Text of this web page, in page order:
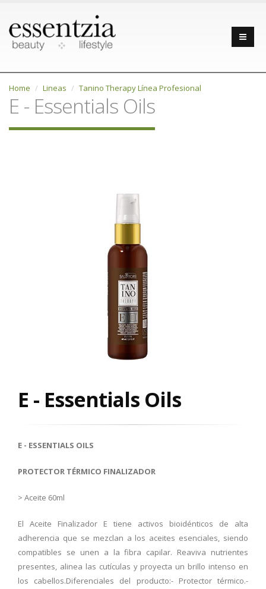
Home Lineas Tanino Therapy Línea Profesional
E - Essentials Oils
E - Essentials Oils
E - ESSENTIALS OILS
PROTECTOR TÉRMICO FINALIZADOR
> Aceite 60ml
El Aceite Finalizador E tiene activos bioidénticos de alta
adherencia que se mezclan a los aceites esenciales, siendo
compatibles se unen a la fibra capilar. Reaviva nutrientes
presentes, alinea las cutículas y proyecta un brillo intenso en
los cabellos.Diferenciales del producto:- Protector térmico.-